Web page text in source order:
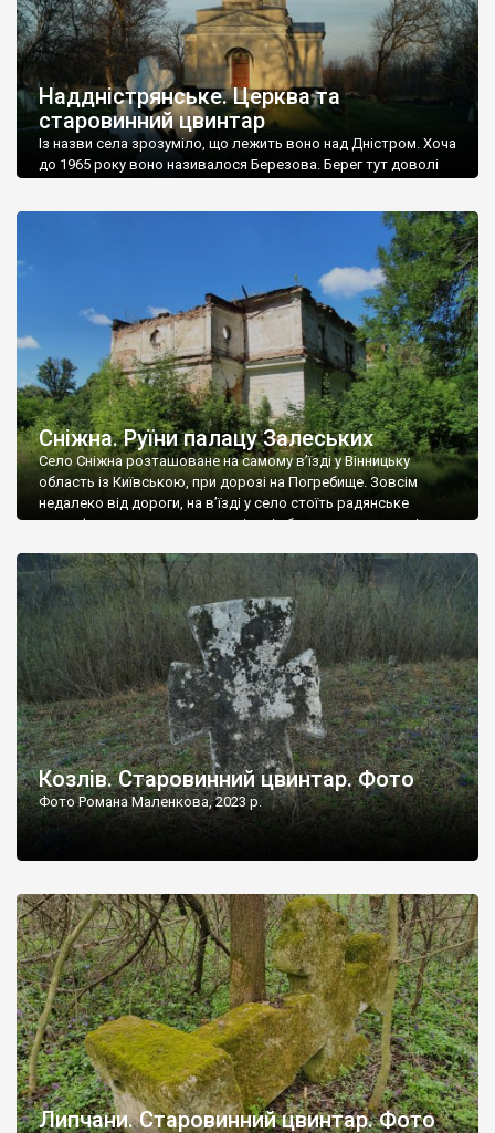
Наддністрянське. Церква та
старовинний цвинтар
Із назви села зрозуміло, що лежить воно над Дністром. Хоча
до 1965 року воно називалося Березова. Берег тут доволі
Наддністрянське відрізняється від більшості навколишніх
сіл. У селі є мурована Михайлівська церква. Точної дати […]
Сніжна. Руїни палацу Залеських
Село Сніжна розташоване на самому в’їзді у Вінницьку
область із Київською, при дорозі на Погребище. Зовсім
недалеко від дороги, на в’їзді у село стоїть радянське
рельєфне пано, яке показує жінку і яблуню, а трохи далі, десь
не видно, але видно дві стареньких колії у траві – […]
Козлів. Старовинний цвинтар. Фото
Фото Романа Маленкова, 2023 р.
Липчани. Старовинний цвинтар. Фото